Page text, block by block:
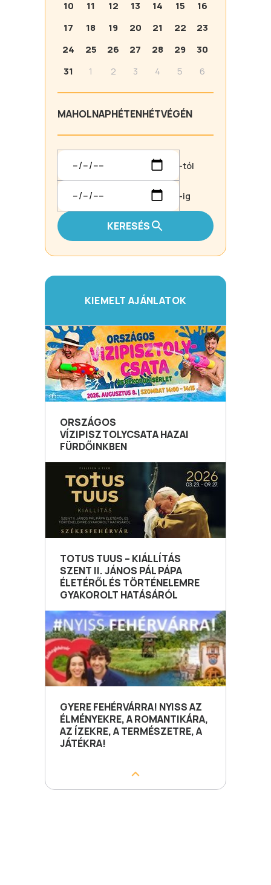
10 11 12 13 14 15
16
17
18 19 20 21 22
23
24
25 26 27 28 29
30
31
1 2 3 4 5 6
MAHOLNAPHÉTENHÉTVÉGÉN
-tól
-ig
KERESÉS
KIEMELT AJÁNLATOK
ORSZÁGOS
VÍZIPISZTOLYCSATA HAZAI
FÜRDŐINKBEN
TOTUS TUUS – KIÁLLÍTÁS
SZENT II. JÁNOS PÁL PÁPA
ÉLETÉRŐL ÉS TÖRTÉNELEMRE
GYAKOROLT HATÁSÁRÓL
GYERE FEHÉRVÁRRA! NYISS AZ
ÉLMÉNYEKRE, A ROMANTIKÁRA,
AZ ÍZEKRE, A TERMÉSZETRE, A
JÁTÉKRA!